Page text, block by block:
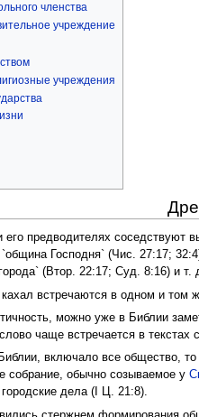
членства
учреждение
учреждения
его предводителях
Господня` (Чис. 27:17;
(Втор. 22:17; Суд. 8:16) и т.
встречаются в одном и том
можно уже в Библии
чаще встречается в текстах
Библии, включало все
собрание, обычно созываемое у
дела (I Ц. 21:8).